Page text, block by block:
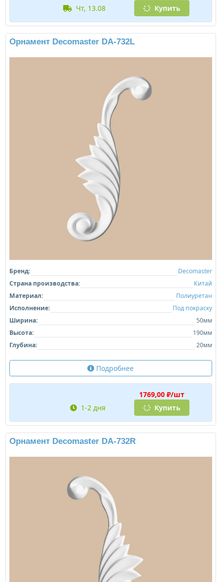
чт, 13.08
Купить
Орнамент Decomaster DA-732L
Бренд:
Decomaster
Страна производства:
Китай
Материал:
Полиуретан
Исполнение:
Под покраску
Ширина:
50мм
Высота:
190мм
Глубина:
20мм
Подробнее
1769,00 ₽/шт
1-2 дня
Купить
Орнамент Decomaster DA-732R